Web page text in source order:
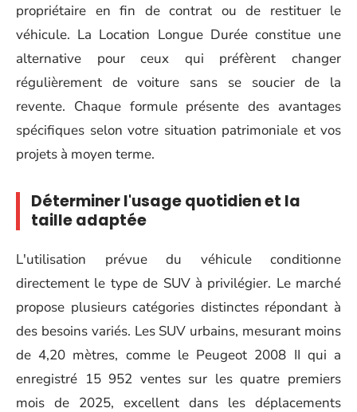
propriétaire en fin de contrat ou de restituer le
véhicule. La Location Longue Durée constitue une
alternative pour ceux qui préfèrent changer
régulièrement de voiture sans se soucier de la
revente. Chaque formule présente des avantages
spécifiques selon votre situation patrimoniale et vos
projets à moyen terme.
Déterminer l'usage quotidien et la
taille adaptée
L'utilisation prévue du véhicule conditionne
directement le type de SUV à privilégier. Le marché
propose plusieurs catégories distinctes répondant à
des besoins variés. Les SUV urbains, mesurant moins
de 4,20 mètres, comme le Peugeot 2008 II qui a
enregistré 15 952 ventes sur les quatre premiers
mois de 2025, excellent dans les déplacements